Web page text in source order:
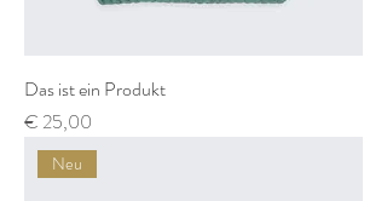
Das ist ein Produkt
Preis
€ 25,00
Neu